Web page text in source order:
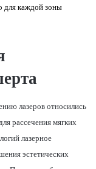
для каждой зоны
лазеров относились
рассечения мягких
лазерное
эстетических